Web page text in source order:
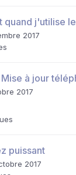
quand j'utilise
2017
à jour
2017
puissant
2017